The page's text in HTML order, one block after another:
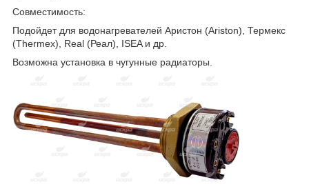
Совместимость:
Подойдет для водонагревателей Аристон (Ariston), Термекс
(Thermex), Real (Реал), ISEA и др.
Возможна установка в чугунные радиаторы.